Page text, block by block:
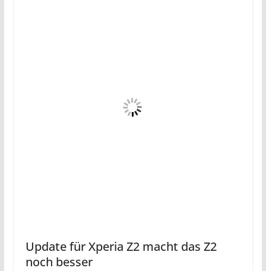
Update für Xperia Z2 macht das Z2
noch besser